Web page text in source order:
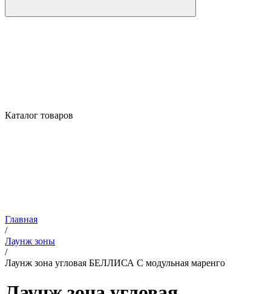
Каталог товаров
Главная
/
Лаунж зоны
/
Лаунж зона угловая БЕЛЛИСА С модульная маренго